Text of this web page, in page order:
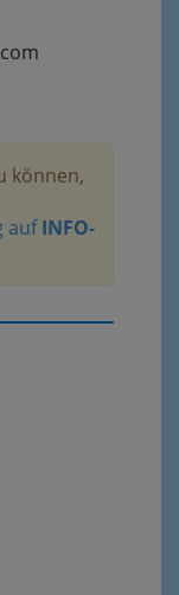
können,
aufINFO-